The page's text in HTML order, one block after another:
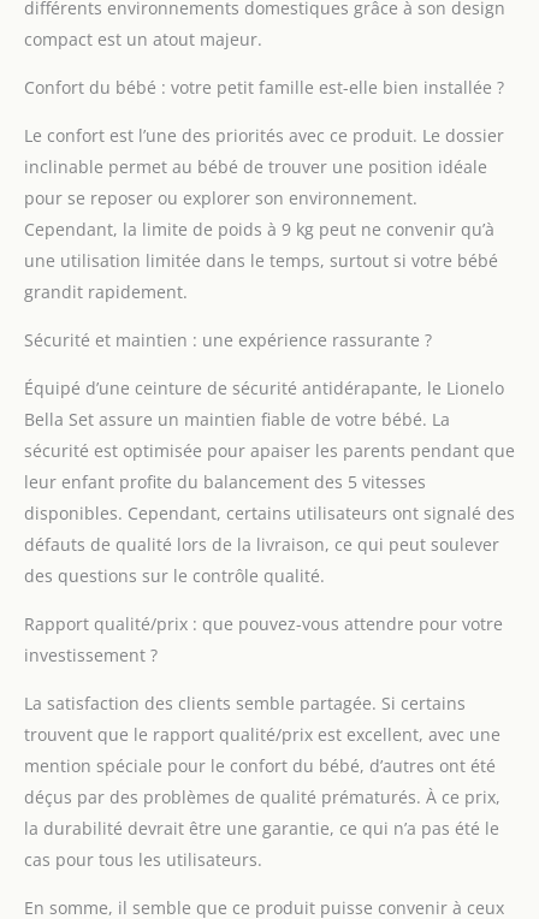
nacelle par le siège à
bascule en quelques
360° du siège permet
n'importe quelle
position sans avoir à le
déplacer CONFORT : le
options de réglage de
la vitesse de
balancement uniques,
comme dans les bras
des parents. De plus,
vous n'avez pas besoin
d'être tout le temps
juste à côté de votre
enfant - le contrôle se
fait par une
télécommande en plus
du panneau de
commande intégré.
jouer, l'arche ajustable
fournie avec des jouets
RELAX : le transat a 12
mélodies préinstallées
avec réglage du
volume. La détection
automatique de
mouvements. Lorsque
vous activez le mode
différents environnements domestiques grâce à son design
compact est un atout majeur.
Confort du bébé : votre petit famille est-elle bien installée ?
Le confort est l’une des priorités avec ce produit. Le dossier
inclinable permet au bébé de trouver une position idéale
pour se reposer ou explorer son environnement.
Cependant, la limite de poids à 9 kg peut ne convenir qu’à
une utilisation limitée dans le temps, surtout si votre bébé
grandit rapidement.
Sécurité et maintien : une expérience rassurante ?
Équipé d’une ceinture de sécurité antidérapante, le Lionelo
Bella Set assure un maintien fiable de votre bébé. La
sécurité est optimisée pour apaiser les parents pendant que
leur enfant profite du balancement des 5 vitesses
disponibles. Cependant, certains utilisateurs ont signalé des
défauts de qualité lors de la livraison, ce qui peut soulever
des questions sur le contrôle qualité.
Rapport qualité/prix : que pouvez-vous attendre pour votre
investissement ?
La satisfaction des clients semble partagée. Si certains
trouvent que le rapport qualité/prix est excellent, avec une
mention spéciale pour le confort du bébé, d’autres ont été
déçus par des problèmes de qualité prématurés. À ce prix,
la durabilité devrait être une garantie, ce qui n’a pas été le
cas pour tous les utilisateurs.
En somme, il semble que ce produit puisse convenir à ceux